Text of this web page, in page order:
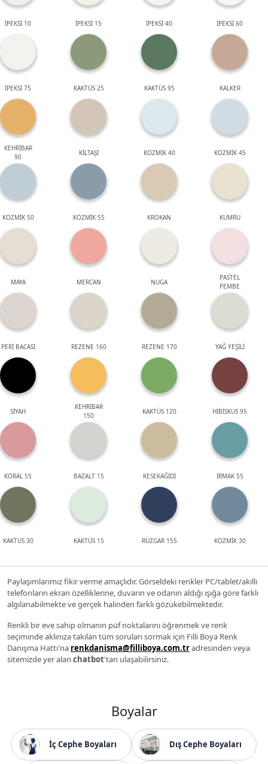
İPEKSİ 10 İPEKSİ 15 İPEKSİ 40 İPEKSİ 60
İPEKSİ 75 KAKTÜS 25 KAKTÜS 95 KALKER
KEHRİBAR
90
KİLTAŞI KOZMİK 40 KOZMİK 45
KOZMİK 50 KOZMİK 55 KROKAN KUMRU
MAYA MERCAN NUGA
PASTEL
PEMBE
PERİ BACASI REZENE 160 REZENE 170 YAĞ YEŞİLİ
SİYAH
KEHRİBAR
150
KAKTÜS 120 HİBİSKUS 95
KORAL 55 BAZALT 15 KESEKAĞIDI IRMAK 55
KAKTÜS 30 KAKTÜS 15 RÜZGAR 155 KOZMİK 30
Paylaşımlarımız fikir verme amaçlıdır. Görseldeki renkler PC/tablet/akıllı
telefonların ekran özelliklerine, duvarın ve odanın aldığı ışığa göre farklı
algılanabilmekte ve gerçek halinden farklı gözükebilmektedir.
Renkli bir eve sahip olmanın püf noktalarını öğrenmek ve renk
seçiminde aklınıza takılan tüm soruları sormak için Filli Boya Renk
Danışma Hattı'na renkdanisma@filliboya.com.tradresinden veya
sitemizde yer alan chatbot'tan ulaşabilirsiniz.
Boyalar
İç Cephe Boyaları Dış Cephe Boyaları